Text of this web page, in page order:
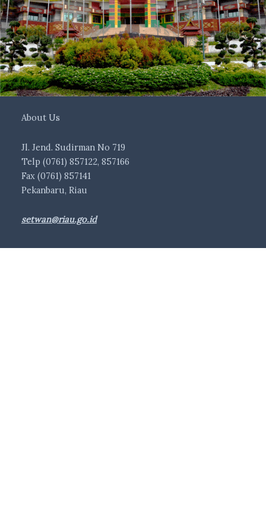
About Us
Jl. Jend. Sudirman No 719
Telp (0761) 857122, 857166
Fax (0761) 857141
Pekanbaru, Riau
setwan@riau.go.id